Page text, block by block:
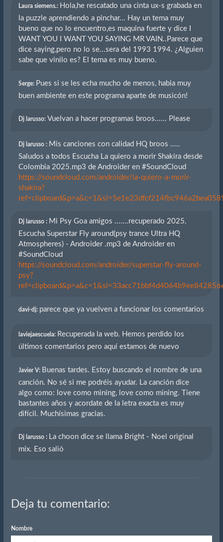
Laura siemens.: Hola,he rescatado una cinta ux-s grabada en
la puzzle aprendiendo a pinchar... Hay un tema muy
bueno que no lo encuentro,es maquina fuerte y dice I
WANT YOU I WANT YOU SAYING MR VAIN..Parece que
dice saying,pero no lo se...sera del 1993 1994. ¿Alguien
sabe que vinilo es? El tema es muy bueno.
Serge: Pues si se les echa mucho de menos, habia muy
buen ambiente en este programa aparte de musicón!
Dj larusso: Vuelvan a hacer programas broos...... Please
Dj larusso : Mis canciones con calidad HQ broos .....
Saludos a todos Escucha La quiero a morir Shakira desde
Colombia 2025.mp3 de Androider en #SoundCloud
https://soundcloud.com/androider/la-quiero-a-morir-
shakira?
Dj larusso : Mi Psy Goa amigos .......recuperado 2025.
Escucha Superstar Fly around(psy trance Ultra HQ
Atmospheres) - Androider .mp3 de Androider en
#SoundCloud
https://soundcloud.com/androider/superstar-fly-around-
psy?
davi-dj: parece que ya vuelven a funcionar los comentarios
laviejaescuela: Recuperada la web. Hemos perdido los
últimos comentarios pero aquí estamos de nuevo
Javier V: Buenas tardes. Estoy buscando el nombre de una
canción. No sé si me podréis ayudar. La canción dice
algo como: love como mining, love como mining. Tiene
bastantes años y acordate de la letra exacta es muy
difícil. Muchísimas gracias.
Dj larusso : La choon dice se llama Bright - Noel original
mix. Eso salió
Deja tu comentario:
Nombre